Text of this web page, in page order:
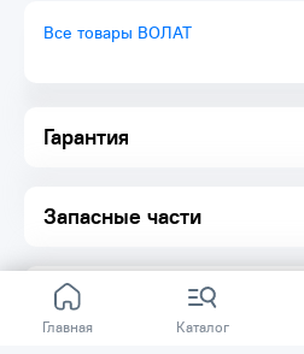
Главная Каталог
Гарантия
Запасные части
Очень аккуратный срез на траве
Все товары ВОЛАТ